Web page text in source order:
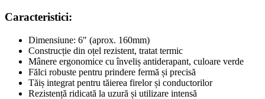
Caracteristici:
Dimensiune: 6″ (aprox. 160mm)
Construcție din oțel rezistent, tratat termic
Mânere ergonomice cu înveliș antiderapant, culoare verde
Fălci robuste pentru prindere fermă și precisă
Tăiș integrat pentru tăierea firelor și conductorilor
Rezistență ridicată la uzură și utilizare intensă